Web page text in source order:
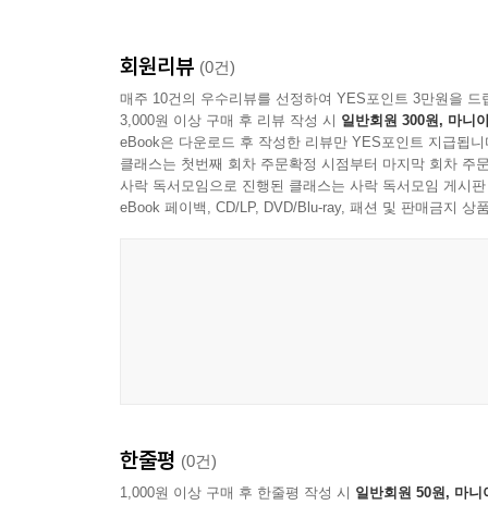
회원리뷰 (0건)
매주 10건의 우수리뷰를 선정하여 YES포인트 3만원을 드
3,000원 이상 구매 후 리뷰 작성 시 일반회원 300원, 마니
eBook은 다운로드 후 작성한 리뷰만 YES포인트 지급됩니
클래스는 첫번째 회차 주문확정 시점부터 마지막 회차 주
사락 독서모임으로 진행된 클래스는 사락 독서모임 게시
eBook 페이백, CD/LP, DVD/Blu-ray, 패션 및 판매금지 상
한줄평 (0건)
1,000원 이상 구매 후 한줄평 작성 시 일반회원 50원, 마니